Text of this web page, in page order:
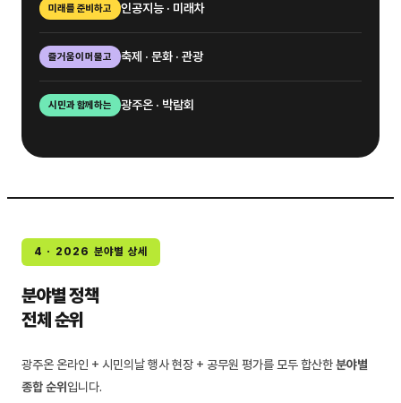
미래를 준비하고 인공지능 · 미래차
즐거움이 머물고 축제 · 문화 · 관광
시민과 함께하는 광주온 · 박람회
4 · 2026 분야별 상세
분야별 정책
전체 순위
광주온 온라인 + 시민의날 행사 현장 + 공무원 평가를 모두 합산한분야별
종합 순위 입니다.